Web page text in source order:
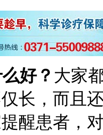
好？ 大家
长，而且
醒患者，